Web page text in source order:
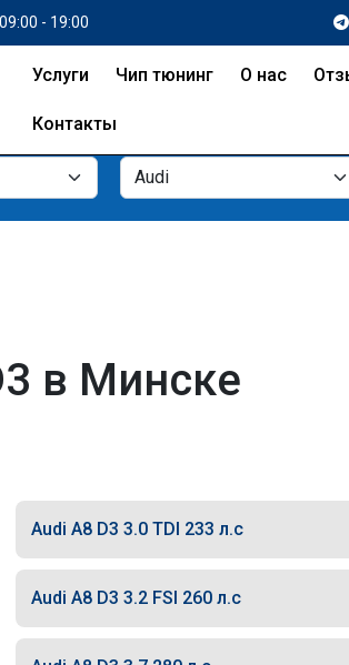
- 19:00
Услуги Чип тюнинг О нас
Контакты
в Минске
Audi A8 D3 3.0 TDI 233 л.с
Audi A8 D3 3.2 FSI 260 л.с